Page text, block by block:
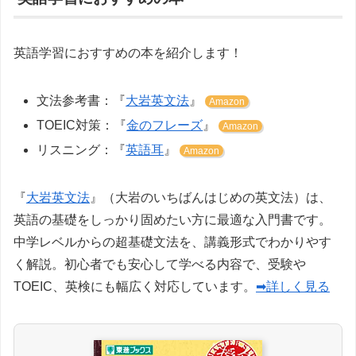
英語学習におすすめの本を紹介します！
文法参考書：『大岩英文法 』 Amazon
TOEIC対策：『金のフレーズ 』 Amazon
リスニング：『英語耳 』 Amazon
『大岩英文法 』（大岩のいちばんはじめの英文法）は、
英語の基礎をしっかり固めたい方に最適な入門書です。
中学レベルからの超基礎文法を、講義形式でわかりやす
く解説。初心者でも安心して学べる内容で、受験や
TOEIC、英検にも幅広く対応しています。 ➡詳しく見る